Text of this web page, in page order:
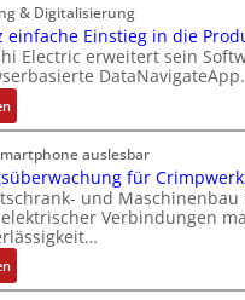
i
t
E
n
c
o
d
e
r
i
a
n
g
u
l
a
t
i
o
n
t
e
i
l
e
r
h
ä
l
S
c
h
n
s
o
r
l
o
s
e
F
a
n
g
s
& Digitalisierung
einfache Einstieg in die
Electric erweitert sein
DataNavigateApp.
:
D
e
r
g
a
n
z
e
auslesbar
für
und Maschinenbau
Verbindungen
:
N